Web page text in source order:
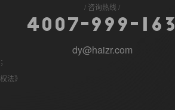
法》
咨询热线
4 0 0 7- 9 9 9 - 6 3
dy@haizr.com